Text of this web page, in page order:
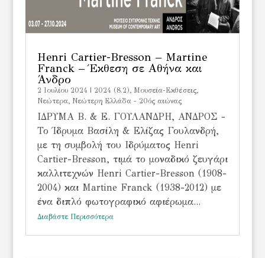
Henri Cartier-Bresson – Martine
Franck – Έκθεση σε Αθήνα και
Άνδρο
2 Ιουλίου 2024 2024 (8.2), Μουσεία-Εκθέσεις,
Νεώτερα, Νεώτερη Ελλάδα - 20ός αιώνας
ΙΔΡΥΜΑ Β. & Ε. ΓΟΥΛΑΝΔΡΗ, ΑΝΔΡΟΣ -
Το Ίδρυμα Βασίλη & Ελίζας Γουλανδρή,
με τη συμβολή του Ιδρύματος Henri
Cartier-Bresson, τιμά το μοναδικό ζευγάρι
καλλιτεχνών Henri Cartier-Bresson (1908-
2004) και Martine Franck (1938-2012) με
ένα διπλό φωτογραφικό αφιέρωμα...
Διαβάστε Περισσότερα